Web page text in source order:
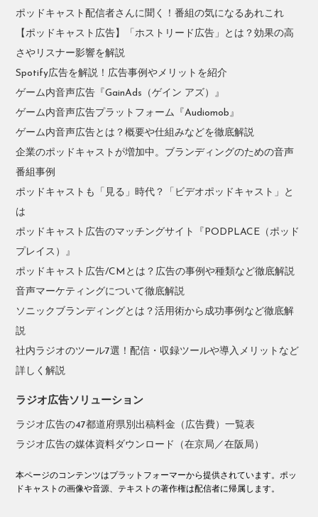
ポッドキャスト配信者さんに聞く！番組の気になるあれこれ
【ポッドキャスト広告】「ホストリード広告」とは？効果の高
さやリスナー影響を解説
Spotify広告を解説！広告事例やメリットを紹介
ゲーム内音声広告『GainAds（ゲイン アズ）』
ゲーム内音声広告プラットフォーム『Audiomob』
ゲーム内音声広告とは？概要や仕組みなどを徹底解説
企業のポッドキャストが増加中。ブランディングのための音声
番組事例
ポッドキャストも「見る」時代？「ビデオポッドキャスト」と
は
ポッドキャスト広告のマッチングサイト『PODPLACE（ポッド
プレイス）』
ポッドキャスト広告/CMとは？広告の事例や種類など徹底解説
音声マーケティングについて徹底解説
ソニックブランディングとは？活用術から成功事例など徹底解
説
社内ラジオのツール7選！配信・収録ツールや導入メリットなど
詳しく解説
ラジオ広告ソリューション
ラジオ広告の47都道府県別出稿料金（広告費）一覧表
ラジオ広告の媒体資料ダウンロード（在京局／在阪局）
本ページのコンテンツはプラットフォーマーから提供されています。ポッ
ドキャストの画像や音源、テキストの著作権は配信者に帰属します。